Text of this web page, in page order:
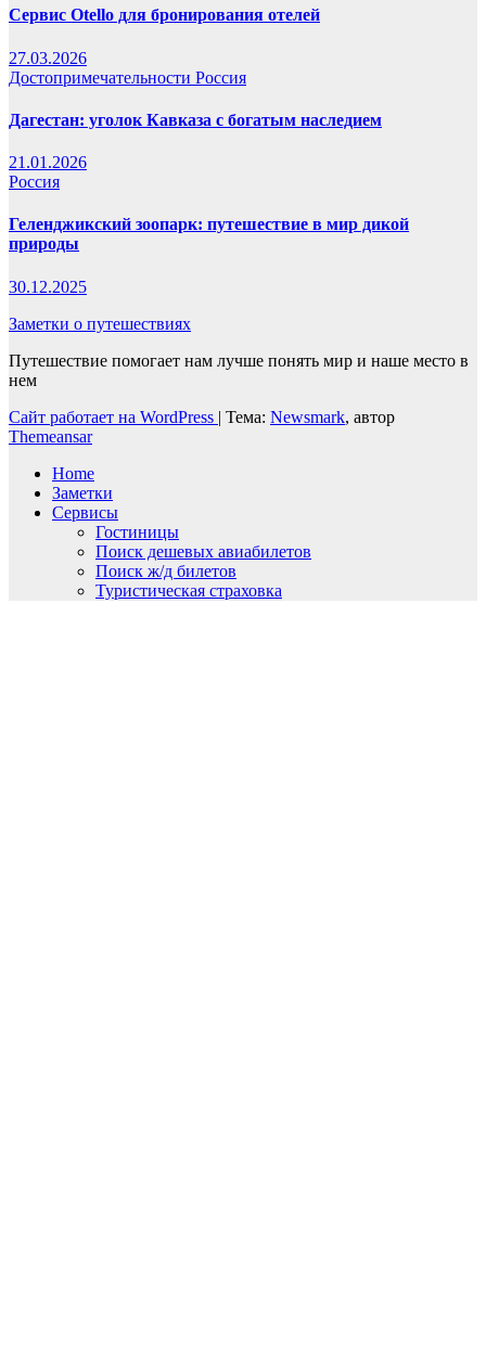
Сервис Otello для бронирования отелей
27.03.2026
Достопримечательности Россия
Дагестан: уголок Кавказа с богатым наследием
21.01.2026
Россия
Геленджикский зоопарк: путешествие в мир дикой
природы
30.12.2025
Заметки о путешествиях
Путешествие помогает нам лучше понять мир и наше место в
нем
Сайт работает на WordPress | Тема: Newsmark, автор
Themeansar
Home
Заметки
Сервисы
Гостиницы
Поиск дешевых авиабилетов
Поиск ж/д билетов
Туристическая страховка